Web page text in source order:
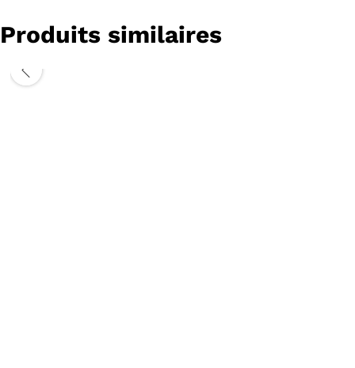
Produits similaires